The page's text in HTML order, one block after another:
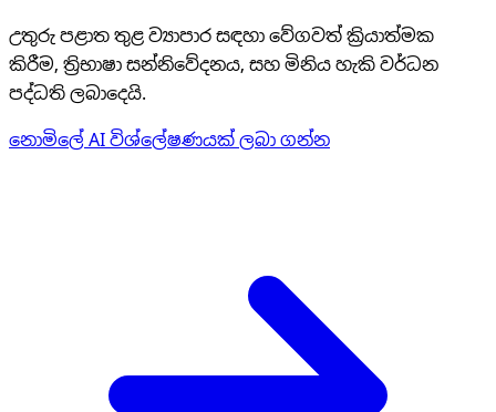
උතුරු පළාත තුළ ව්‍යාපාර සඳහා වේගවත් ක්‍රියාත්මක
කිරීම, ත්‍රිභාෂා සන්නිවේදනය, සහ මිනිය හැකි වර්ධන
පද්ධති ලබාදෙයි.
නොමිලේ AI විශ්ලේෂණයක් ලබා ගන්න